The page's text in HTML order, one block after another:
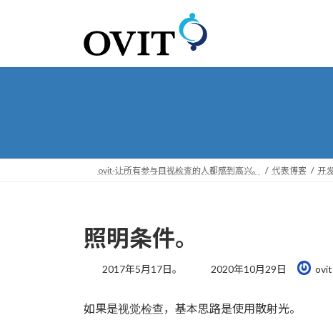
ovit-让所有参与目视检查的人都感到高兴。 代表博客 开
照明条件。
2017年5月17日。
最
新
2020年10月29日 ovit
如果是视觉检查，基本思路是使用散射光。